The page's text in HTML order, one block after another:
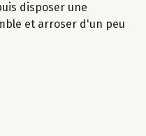
disposer une
et arroser d'un peu